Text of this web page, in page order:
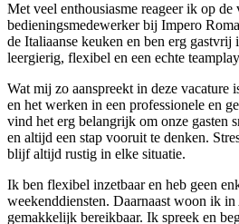
Met veel enthousiasme reageer ik op de
bedieningsmedewerker bij Impero
de Italiaanse keuken en ben erg gastvrij
leergierig, flexibel en een echte
Wat mij zo aanspreekt in deze vacature
en het werken in een professionele en
vind het erg belangrijk om onze gasten
en altijd een stap vooruit te denken.
blijf altijd rustig in elke situatie.
Ik ben flexibel inzetbaar en heb geen
weekenddiensten. Daarnaast woon ik
gemakkelijk bereikbaar. Ik spreek en